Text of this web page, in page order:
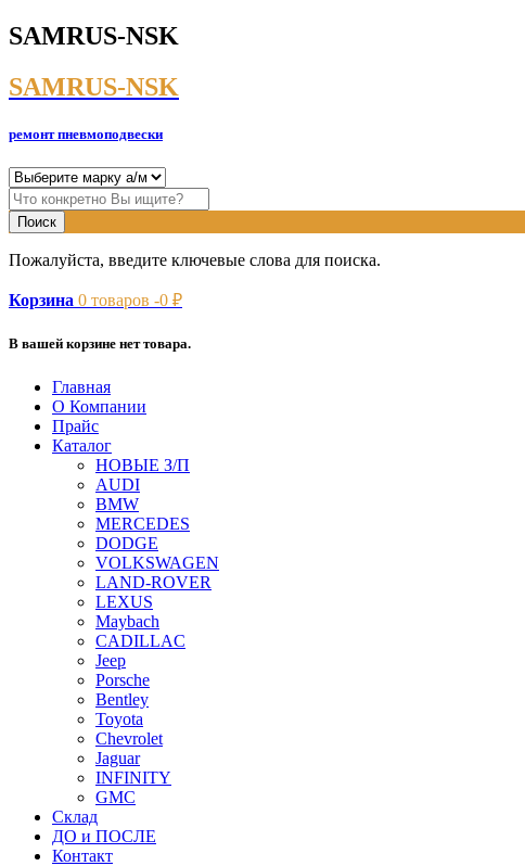
SAMRUS-NSK
SAMRUS-NSK
ремонт пневмоподвески
Пожалуйста, введите ключевые слова для поиска.
Корзина 0 товаров -0 ₽
В вашей корзине нет товара.
Главная
О Компании
Прайс
Каталог
НОВЫЕ З/П
AUDI
BMW
MERCEDES
DODGE
VOLKSWAGEN
LAND-ROVER
LEXUS
Maybach
CADILLAC
Jeep
Porsche
Bentley
Toyota
Chevrolet
Jaguar
INFINITY
GMC
Склад
ДО и ПОСЛЕ
Контакт